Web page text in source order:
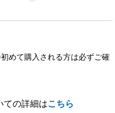
めて購入される方は必ずご確
ての詳細はこちら